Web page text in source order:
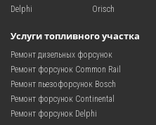
Delphi
Orisch
Услуги топливного участка
Ремонт дизельных форсунок
Ремонт форсунок Common Rail
Ремонт пьезофорсунок Bosch
Ремонт форсунок Continental
Ремонт форсунок Delphi